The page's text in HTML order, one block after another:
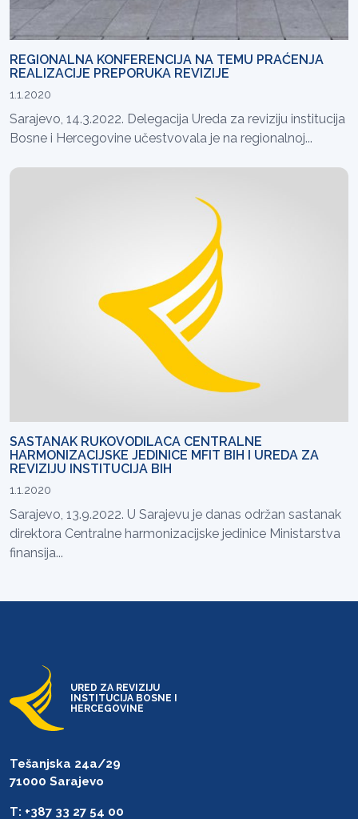
REGIONALNA KONFERENCIJA NA TEMU PRAĆENJA
REALIZACIJE PREPORUKA REVIZIJE
1.1.2020
Sarajevo, 14.3.2022. Delegacija Ureda za reviziju institucija
Bosne i Hercegovine učestvovala je na regionalnoj...
SASTANAK RUKOVODILACA CENTRALNE
HARMONIZACIJSKE JEDINICE MFIT BIH I UREDA ZA
REVIZIJU INSTITUCIJA BIH
1.1.2020
Sarajevo, 13.9.2022. U Sarajevu je danas održan sastanak
direktora Centralne harmonizacijske jedinice Ministarstva
finansija...
URED ZA REVIZIJU
INSTITUCIJA BOSNE I
HERCEGOVINE
Tešanjska 24a/29
71000 Sarajevo
T: +387 33 27 54 00